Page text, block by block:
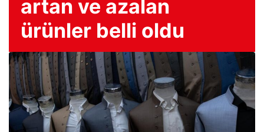
artan ve azalan
ürünler belli oldu